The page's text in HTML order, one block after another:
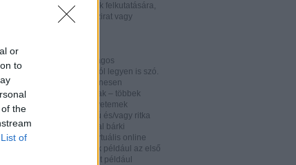
or
to
the
List of
Hasznos lehet annak felkutatására,
fel egy-egy könyv, kézirat vagy
és folyóiratoknak valóságos
ez, bármelyik századról legyen is szó.
olvashatóak és ingyenesen
nemzetiségű írónak – többek
is – az amerikai egyetemek
digitalizált, első kiadású és/vagy ritka
Google vagy Gmail fiókkal bárki
és megőrizheti a saját virtuális online
A honlapon megtalálhatóak például az első
munkák is, mint például